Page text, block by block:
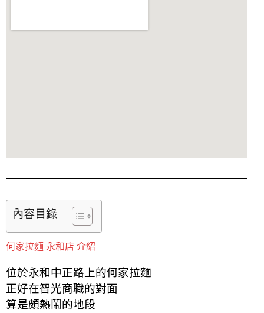
內容目錄
何家拉麵 永和店 介紹
位於永和中正路上的何家拉麵
正好在智光商職的對面
算是頗熱鬧的地段